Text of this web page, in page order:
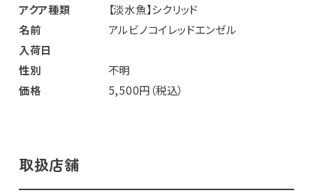
アクア種類
【淡水魚】シクリッド
名前
アルビノコイレッドエンゼル
入荷日
性別
不明
価格
5,500円（税込）
取扱店舗